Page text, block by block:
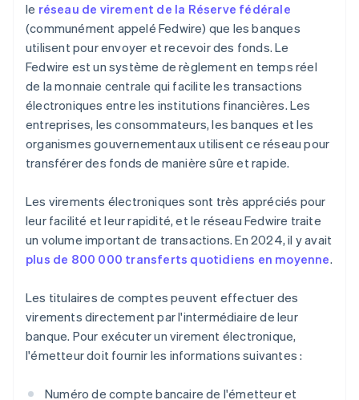
le réseau de virement de la Réserve fédérale
(communément appelé Fedwire) que les banques
utilisent pour envoyer et recevoir des fonds. Le
Fedwire est un système de règlement en temps réel
de la monnaie centrale qui facilite les transactions
électroniques entre les institutions financières. Les
entreprises, les consommateurs, les banques et les
organismes gouvernementaux utilisent ce réseau pour
transférer des fonds de manière sûre et rapide.
Les virements électroniques sont très appréciés pour
leur facilité et leur rapidité, et le réseau Fedwire traite
un volume important de transactions. En 2024, il y avait
plus de 800 000 transferts quotidiens en moyenne.
Les titulaires de comptes peuvent effectuer des
virements directement par l'intermédiaire de leur
banque. Pour exécuter un virement électronique,
l'émetteur doit fournir les informations suivantes :
Numéro de compte bancaire de l'émetteur et